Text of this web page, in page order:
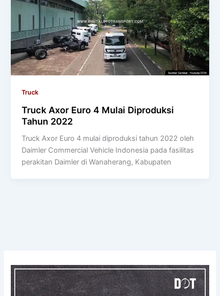
Truck
Truck Axor Euro 4 Mulai Diproduksi
Tahun 2022
Truck Axor Euro 4 mulai diproduksi tahun 2022 oleh
Daimler Commercial Vehicle Indonesia pada fasilitas
perakitan Daimler di Wanaherang, Kabupaten